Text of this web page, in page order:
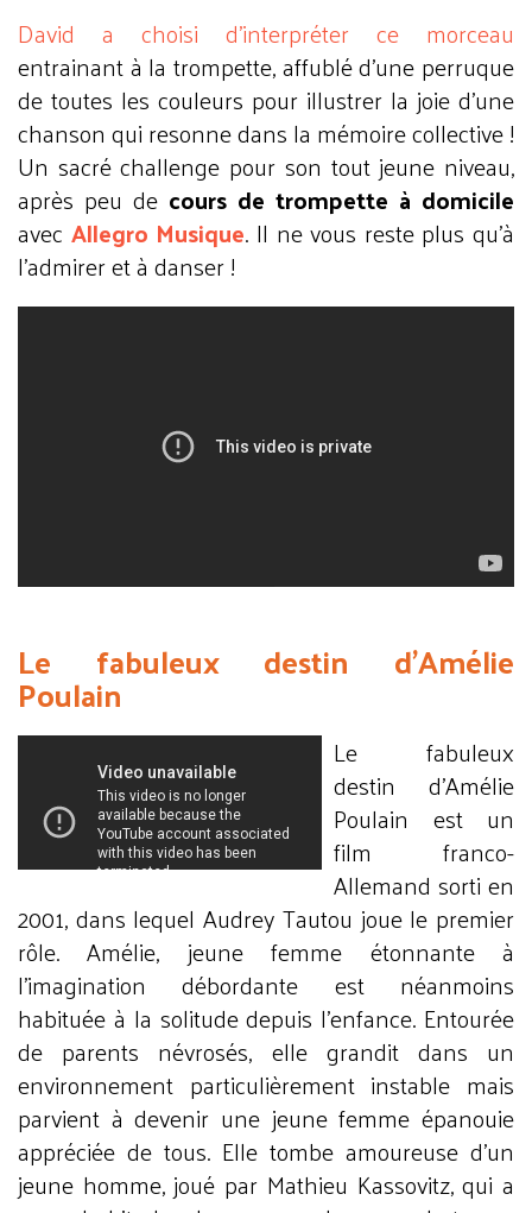
David a choisi d’interpréter ce morceau
entrainant à la trompette, affublé d’une perruque
de toutes les couleurs pour illustrer la joie d’une
chanson qui resonne dans la mémoire collective !
Un sacré challenge pour son tout jeune niveau,
après peu de cours de trompette à domicile
avec Allegro Musique. Il ne vous reste plus qu’à
l’admirer et à danser !
Le fabuleux destin d’Amélie
Poulain
Le fabuleux
destin d’Amélie
Poulain est un
film franco-
Allemand sorti en
2001, dans lequel Audrey Tautou joue le premier
rôle. Amélie, jeune femme étonnante à
l’imagination débordante est néanmoins
habituée à la solitude depuis l’enfance. Entourée
de parents névrosés, elle grandit dans un
environnement particulièrement instable mais
parvient à devenir une jeune femme épanouie
appréciée de tous. Elle tombe amoureuse d’un
jeune homme, joué par Mathieu Kassovitz, qui a